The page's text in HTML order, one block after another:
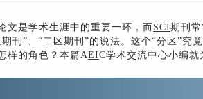
文是学术生涯中的重要一环，而 SCI期刊
刊”、“二区期刊”的说法。这个“分区”究
样的角色？本篇AEIC学术交流中心小编就